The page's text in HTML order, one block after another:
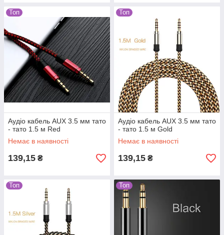
Топ
Аудіо кабель AUX 3.5 мм тато
- тато 1.5 м Red
Немає в наявності
139,15 ₴
Топ
Аудіо кабель AUX 3.5 мм тато
- тато 1.5 м Gold
Немає в наявності
139,15 ₴
Топ Топ